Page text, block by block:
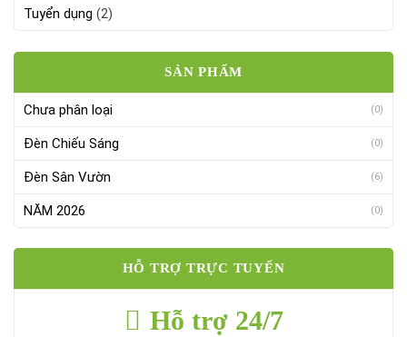
Tuyển dụng (2)
SẢN PHẨM
Chưa phân loại (0)
Đèn Chiếu Sáng (0)
Đèn Sân Vườn (6)
NĂM 2026 (0)
HỖ TRỢ TRỰC TUYẾN
Hỗ trợ 24/7